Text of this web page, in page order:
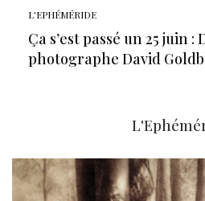
L'EPHÉMÉRIDE
Ça s’est passé un 25 juin :
photographe David